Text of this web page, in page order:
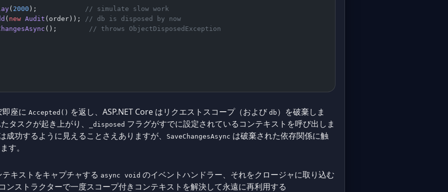
( 2000 );
// simulate slow work
( new Audit (order));
// db is disposed by now
(); // throws ObjectDisposedException
座に Accepted() を返し、ASP.NET Core はリクエストスコープ（および db ）を破棄しま
タスクが起き上がり、
_disposed フラグがすでに設定されているコンテキストを呼び出しま
功するように見えることさえありますが、
SaveChangesAsync は破棄された依存関係に触
す。
テキストをキャプチャする async void のイベントハンドラー、それをクロージャに取り込む
ンストラクターで一度スコープ付きコンテキストを解決して永遠に再利用する